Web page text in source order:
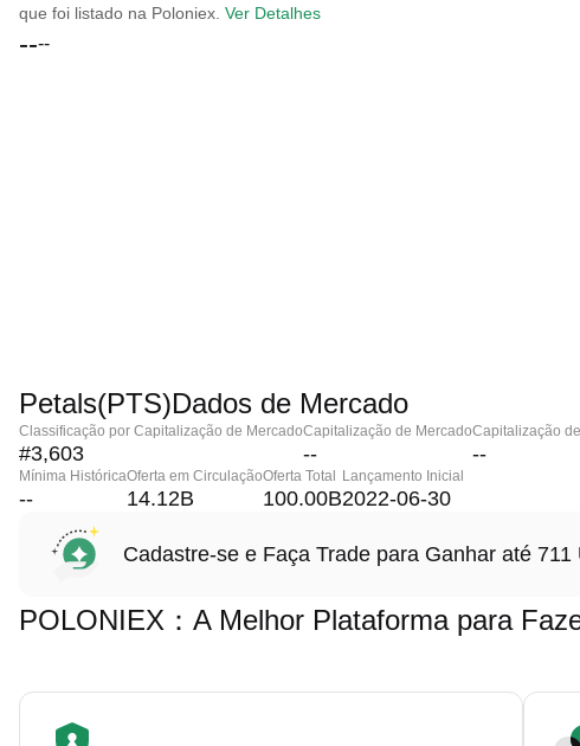
que foi listado na Poloniex. Ver Detalhes
----
Petals(PTS)Dados de Mercado
Classificação por Capitalização de Mercado
#3,603
Capitalização de Mercado
--
Capitalização
--
Mínima Histórica
--
Oferta em Circulação
14.12B
Oferta Total
100.00B
Lançamento Inicial
2022-06-30
Cadastre-se e Faça Trade para Ganhar até
POLONIEX：A Melhor Plataforma para